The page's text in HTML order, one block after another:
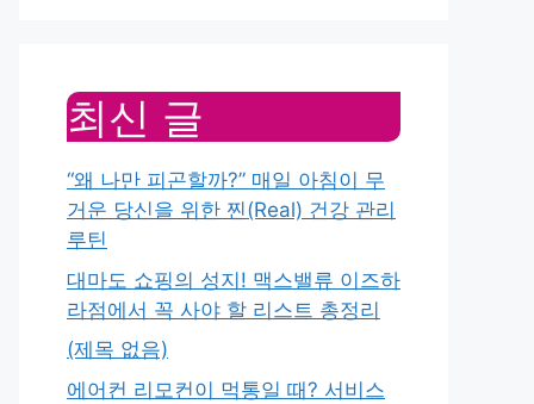
최신 글
“왜 나만 피곤할까?” 매일 아침이 무
거운 당신을 위한 찐(Real) 건강 관리
루틴
대마도 쇼핑의 성지! 맥스밸류 이즈하
라점에서 꼭 사야 할 리스트 총정리
(제목 없음)
에어컨 리모컨이 먹통일 때? 서비스